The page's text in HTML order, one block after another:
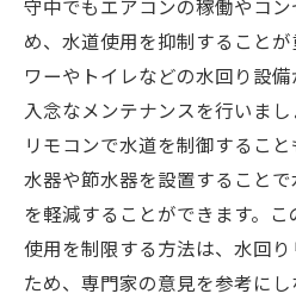
守中でもエアコンの稼働やコ
め、水道使用を抑制すること
ワーやトイレなどの水回り設備
入念なメンテナンスを行いま
リモコンで水道を制御するこ
水器や節水器を設置すること
を軽減することができます。
使用を制限する方法は、水回
ため、専門家の意見を参考に